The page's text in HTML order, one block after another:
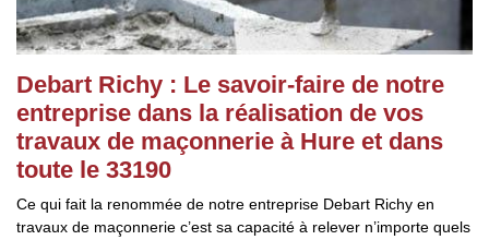
Debart Richy : Le savoir-faire de notre
entreprise dans la réalisation de vos
travaux de maçonnerie à Hure et dans
toute le 33190
Ce qui fait la renommée de notre entreprise Debart Richy en
travaux de maçonnerie c’est sa capacité à relever n’importe quels